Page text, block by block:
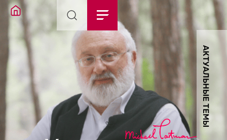
АКТУАЛЬНЫЕ ТЕМЫ